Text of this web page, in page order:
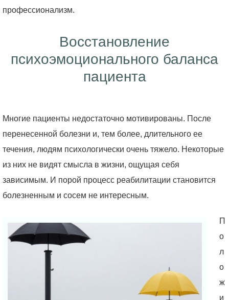
профессионализм.
Восстановление
психоэмоционального баланса
пациента
Многие пациенты недостаточно мотивированы. После
перенесенной болезни и, тем более, длительного ее
течения, людям психологически очень тяжело. Некоторые
из них не видят смысла в жизни, ощущая себя
зависимым. И порой процесс реабилитации становится
болезненным и сосем не интересным.
П
о
л
о
ж
и